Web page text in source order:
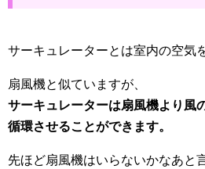
サーキュレーターとは室内の空気
扇風機と似ていますが、
サーキュレーターは扇風機より風
循環させることができます。
先ほど扇風機はいらないかなあと